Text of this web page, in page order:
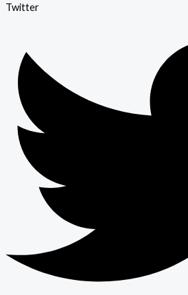
Twitter